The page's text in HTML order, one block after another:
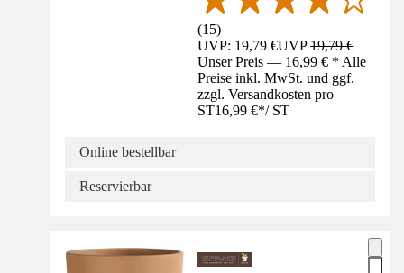
(15)
UVP: 19,79 €UVP19,79 €
Unser Preis — 16,99 € * Alle
Preise inkl. MwSt. und ggf.
zzgl. Versandkosten pro
ST16,99 €*/ ST
Online bestellbar
Reservierbar